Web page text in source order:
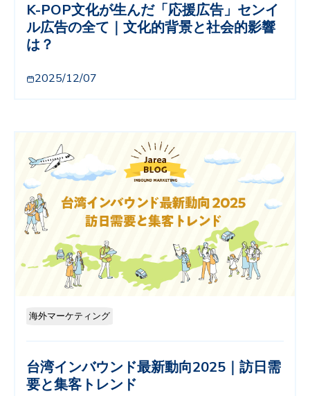
K-POP文化が生んだ「応援広告」センイ
ル広告の全て｜文化的背景と社会的影響
は？
2025/12/07
海外マーケティング
台湾インバウンド最新動向2025｜訪日需
要と集客トレンド